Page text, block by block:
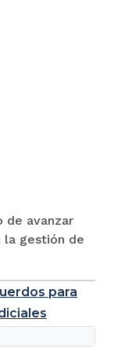
de avanzar
la gestión de
para